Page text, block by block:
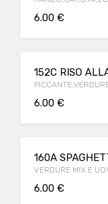
6.00 €
152C RISO
6.00 €
160A
VERDURE MIX E
6.00 €